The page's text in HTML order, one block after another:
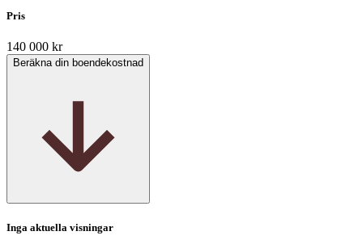
Pris
140 000 kr
Beräkna din boendekostnad
Inga aktuella visningar